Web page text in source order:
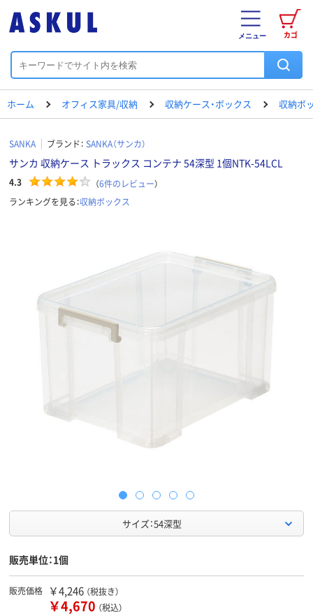
カゴ
メニュー
ホーム オフィス家具/収納 収納ケース・ボックス 収納ボ
SANKA ブランド： SANKA（サンカ）
サンカ 収納ケース トラックス コンテナ 54深型 1個NTK-54LCL
4.3 （6件のレビュー）
ランキングを見る：収納ボックス
サイズ：54深型
販売単位：1個
販売価格 ￥4,246 （税抜き）
￥4,670 （税込）